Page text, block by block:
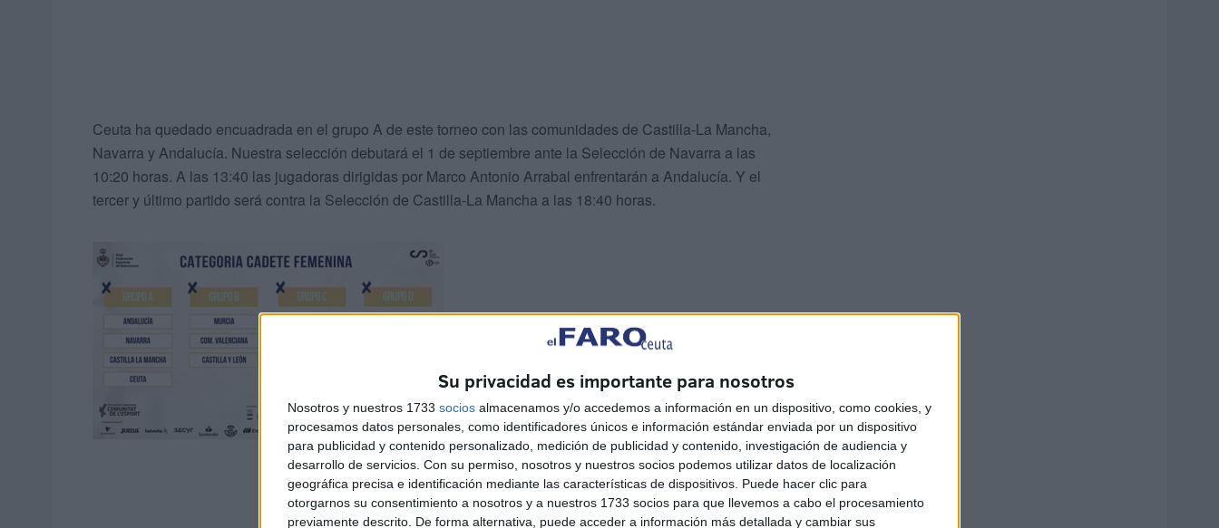
Su privacidad es importante para nosotros
Nosotros y nuestros 1733 socios almacenamos y/o accedemos a información en un dispositivo, como cookies, y
procesamos datos personales, como identificadores únicos e información estándar enviada por un dispositivo
para publicidad y contenido personalizado, medición de publicidad y contenido, investigación de audiencia y
desarrollo de servicios. Con su permiso, nosotros y nuestros socios podemos utilizar datos de localización
geográfica precisa e identificación mediante las características de dispositivos. Puede hacer clic para
otorgarnos su consentimiento a nosotros y a nuestros 1733 socios para que llevemos a cabo el procesamiento
previamente descrito. De forma alternativa, puede acceder a información más detallada y cambiar sus
Ceuta ha quedado encuadrada en el grupo A de este torneo con las comunidades de Castilla-La Mancha,
Navarra y Andalucía. Nuestra selección debutará el 1 de septiembre ante la Selección de Navarra a las
10:20 horas. A las 13:40 las jugadoras dirigidas por Marco Antonio Arrabal enfrentarán a Andalucía. Y el
tercer y último partido será contra la Selección de Castilla-La Mancha a las 18:40 horas.